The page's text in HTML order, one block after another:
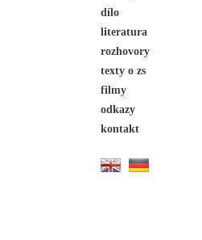
dílo
literatura
rozhovory
texty o zs
filmy
odkazy
kontakt